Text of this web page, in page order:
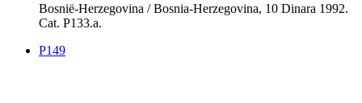
Bosnië-Herzegovina / Bosnia-Herzegovina, 10 Dinara 1992.
Cat. P133.a.
P149